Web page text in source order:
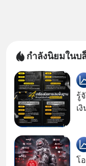
กำลังนิยมในบ
รู้
เ
โ